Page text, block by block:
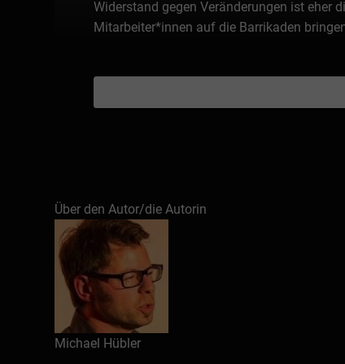
Widerstand gegen Veränderungen ist eher
Mitarbeiter*innen auf die Barrikaden
Über den Autor/die Autorin
Michael Hübler